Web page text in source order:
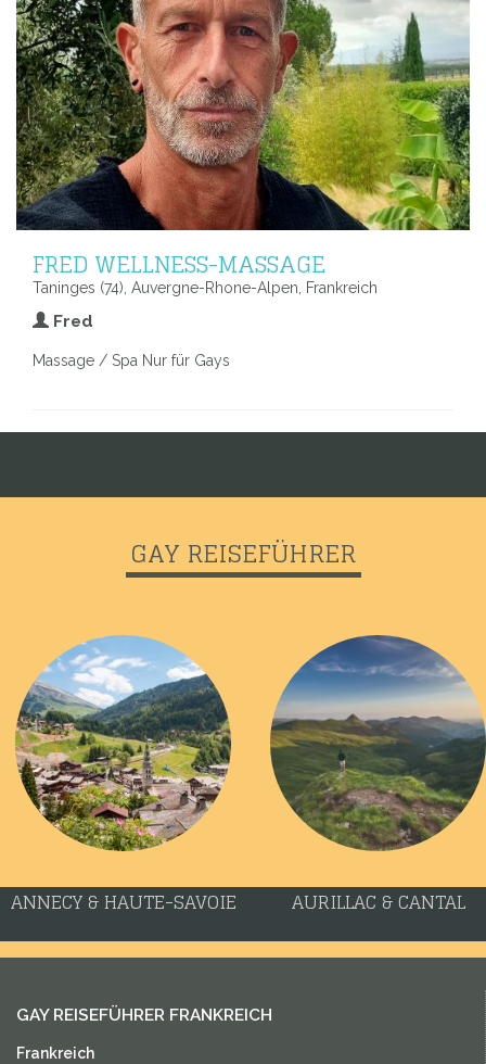
FRED WELLNESS-MASSAGE
Taninges (74), Auvergne-Rhone-Alpen, Frankreich
Fred
Massage / Spa Nur für Gays
GAY REISEFÜHRER
ANNECY & HAUTE-SAVOIE AURILLAC & CANTAL
GAY REISEFÜHRER FRANKREICH
Frankreich